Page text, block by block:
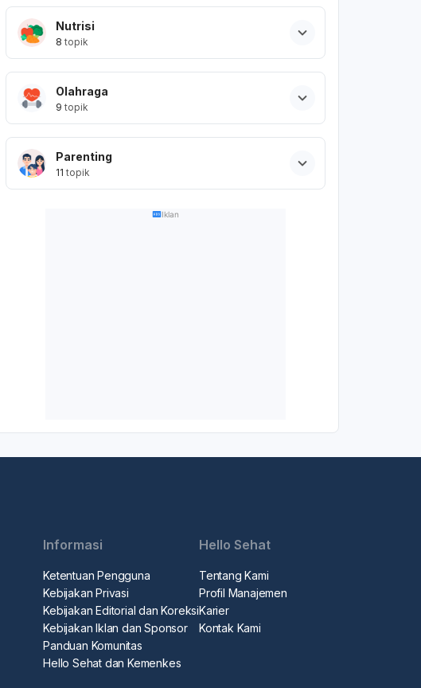
Nutrisi
8 topik
Olahraga
9 topik
Parenting
11 topik
Iklan
Informasi
Ketentuan Pengguna
Kebijakan Privasi
Kebijakan Editorial dan Koreksi
Kebijakan Iklan dan Sponsor
Panduan Komunitas
Hello Sehat dan Kemenkes
Hello Sehat
Tentang Kami
Profil Manajemen
Karier
Kontak Kami